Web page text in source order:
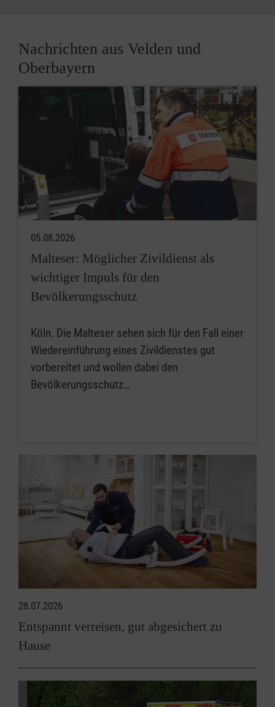
Nachrichten aus Velden und
Oberbayern
05.08.2026
Malteser: Möglicher Zivildienst als
wichtiger Impuls für den
Bevölkerungsschutz
Köln. Die Malteser sehen sich für den Fall einer
Wiedereinführung eines Zivildienstes gut
vorbereitet und wollen dabei den
Bevölkerungsschutz…
28.07.2026
Entspannt verreisen, gut abgesichert zu
Hause